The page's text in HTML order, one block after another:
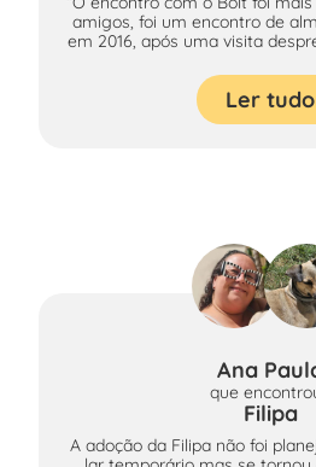
amigos, foi um encontro de
em 2016, após uma visita
Ler tudo
Ana
que
Filipa
A adoção da Filipa não foi